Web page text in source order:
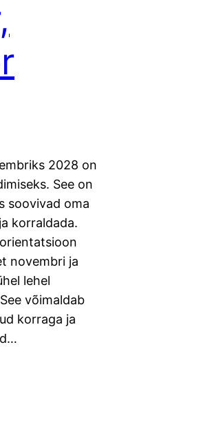
2028 on
See on
soovivad oma
korraldada.
novembri ja
lehel
võimaldab
korraga ja